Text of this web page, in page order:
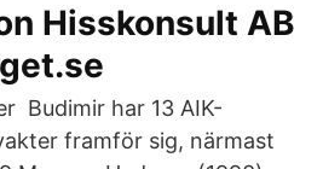
Hisskonsult AB
Budimir har 13 AIK-
framför sig, närmast